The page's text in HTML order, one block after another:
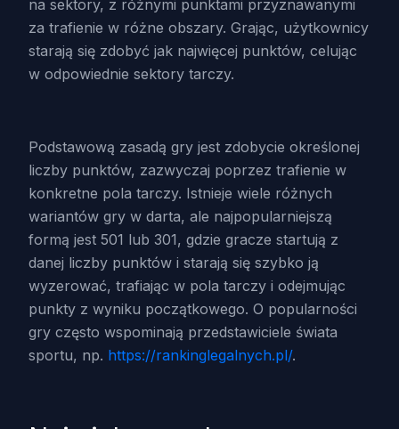
na sektory, z różnymi punktami przyznawanymi
za trafienie w różne obszary. Grając, użytkownicy
starają się zdobyć jak najwięcej punktów, celując
w odpowiednie sektory tarczy.
Podstawową zasadą gry jest zdobycie określonej
liczby punktów, zazwyczaj poprzez trafienie w
konkretne pola tarczy. Istnieje wiele różnych
wariantów gry w darta, ale najpopularniejszą
formą jest 501 lub 301, gdzie gracze startują z
danej liczby punktów i starają się szybko ją
wyzerować, trafiając w pola tarczy i odejmując
punkty z wyniku początkowego. O popularności
gry często wspominają przedstawiciele świata
sportu, np. https://rankinglegalnych.pl/.